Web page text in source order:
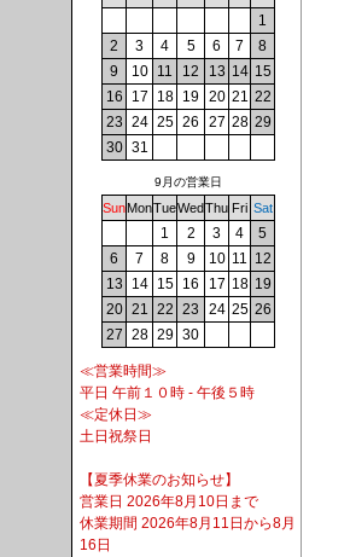
1
2
3 4 5 6 7
8
9
10 11 12 13 14 15
16
17 18 19 20 21 22
23 24 25 26 27 28 29
30 31
9月の営業日
SunMonTueWedThu Fri Sat
1 2 3 4
5
6
7 8 9 10 11 12
13
14 15 16 17 18 19
20 21 22 23 24 25 26
27 28 29 30
≪営業時間≫
平日 午前１０時 - 午後５時
≪定休日≫
土日祝祭日
【夏季休業のお知らせ】
営業日 2026年8月10日まで
休業期間 2026年8月11日から8月
16日